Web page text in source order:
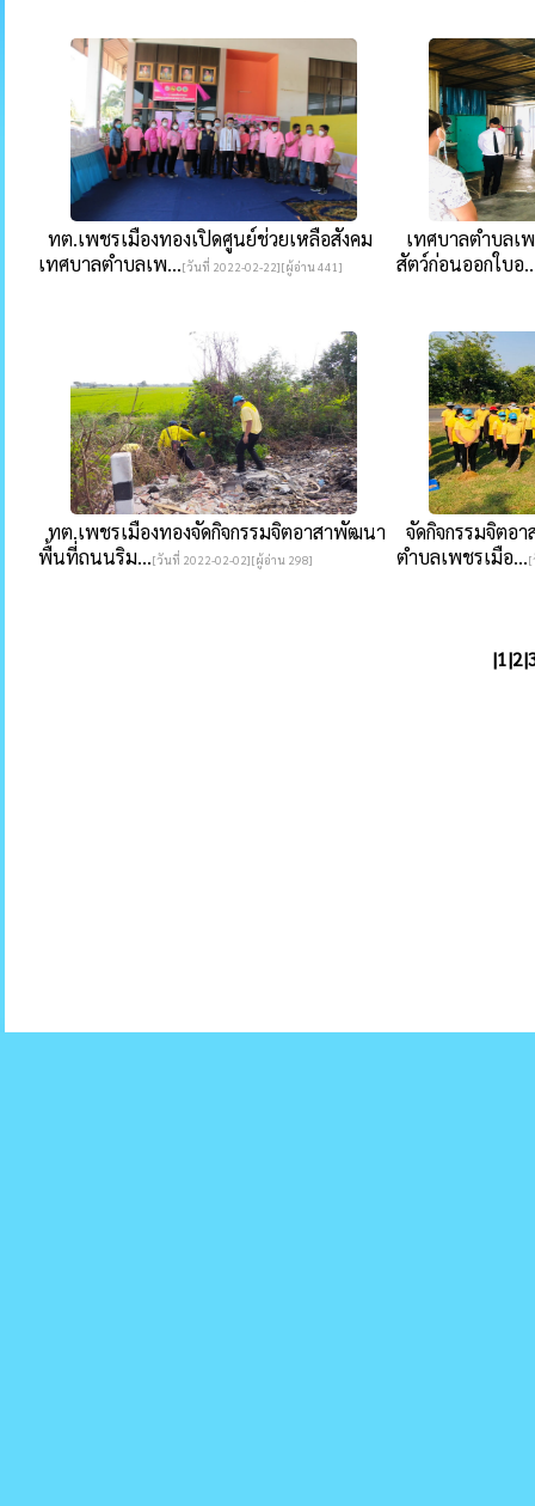
ทต.เพชรเมืองทองเปิดศูนย์ช่วยเหลือสังคม
เทศบาลตำบลเพ...[วันที่ 2022-02-22][ผู้อ่าน 441]
เทศบาลตำบลเ
สัตว์ก่อนออกใบอ
ทต.เพชรเมืองทองจัดกิจกรรมจิตอาสาพัฒนา
พื้นที่ถนนริม...[วันที่ 2022-02-02][ผู้อ่าน 298]
จัดกิจกรรมจิตอ
ตำบลเพชรเมือ...[
|1|2|